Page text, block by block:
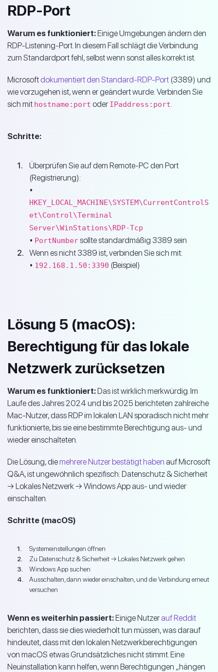
RDP-Port
Warum es funktioniert:Einige Umgebungen ändern den
RDP-Listening-Port. In diesem Fall schlägt die Verbindung
zum Standardport fehl, selbst wenn sonst alles korrekt ist.
Microsoftdokumentiert den Standard-RDP-Port (3389) und
wie vorzugehen ist, wenn er geändert wurde: Verbinden Sie
sich mit hostname:port oder IPaddress:port
Schritte:
Überprüfen Sie auf dem Remote-PC den Port
(Registrierung):
•
HKEY_LOCAL_MACHINE\SYSTEM\CurrentControlS
et\Control\Terminal
Server\WinStations\RDP-Tcp
• PortNumbersollte standardmäßig 3389 sein
Wenn es nicht 3389 ist, verbinden Sie sich mit:
• 192.168.1.50:3390 (Beispiel)
Lösung 5 (macOS):
Berechtigung für das lokale
Netzwerk zurücksetzen
Warum es funktioniert:Das ist wirklich merkwürdig. Im
Laufe des Jahres 2024 und bis 2025 berichteten zahlreiche
Mac-Nutzer, dass RDP im lokalen LAN sporadisch nicht mehr
funktionierte, bis sie eine bestimmte Berechtigung aus- und
wieder einschalteten.
Die Lösung, diemehrere Nutzer bestätigt haben auf Microsoft
Q&A, ist ungewöhnlich spezifisch: Datenschutz & Sicherheit
→ Lokales Netzwerk → Windows App aus- und wieder
einschalten.
Schritte (macOS)
Systemeinstellungen öffnen
Zu Datenschutz & Sicherheit → Lokales Netzwerk gehen
Windows App suchen
Ausschalten, dann wieder einschalten, und die Verbindung erneut
versuchen
Wenn es weiterhin passiert:Einige Nutzer auf Reddit
berichten, dass sie dies wiederholt tun müssen, was darauf
hindeutet, dass mit den lokalen Netzwerkberechtigungen
von macOS etwas Grundsätzliches nicht stimmt. Eine
Neuinstallation kann helfen, wenn Berechtigungen „hängen